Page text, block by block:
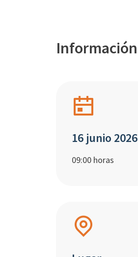
Información
16 junio 2026
09:00 horas